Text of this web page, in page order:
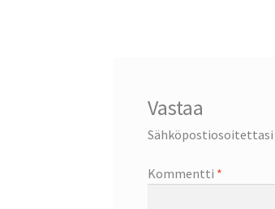
Vastaa
Sähköpostiosoitettasi
Kommentti *